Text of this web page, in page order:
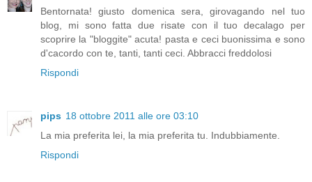
Bentornata! giusto domenica sera, girovagando nel tuo
blog, mi sono fatta due risate con il tuo decalago per
scoprire la "bloggite" acuta! pasta e ceci buonissima e sono
d'cacordo con te, tanti, tanti ceci. Abbracci freddolosi
Rispondi
pips 18 ottobre 2011 alle ore 03:10
La mia preferita lei, la mia preferita tu. Indubbiamente.
Rispondi